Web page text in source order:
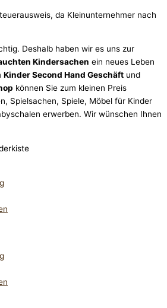
da Kleinunternehmer nach
Deshalb haben wir es uns zur
Kindersachen ein neues Leben
Kinder Second Hand Geschäft und
können Sie zum kleinen Preis
Spiel­sachen, Spiele, Möbel für Kinder
erwerben. Wir wünschen Ihnen